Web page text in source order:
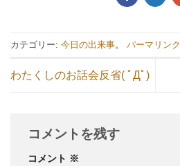
カテゴリー: 今日の出来事。 パーマリンク
わたくしのお話会反省( ﾟДﾟ)
コメントを残す
コメント ※